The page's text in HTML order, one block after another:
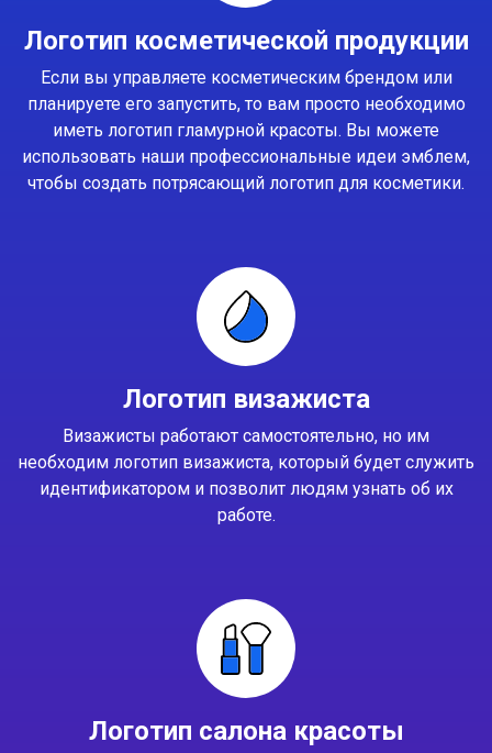
Логотип косметической продукции
Если вы управляете косметическим брендом или
планируете его запустить, то вам просто необходимо
иметь логотип гламурной красоты. Вы можете
использовать наши профессиональные идеи эмблем,
чтобы создать потрясающий логотип для косметики.
Логотип визажиста
Визажисты работают самостоятельно, но им
необходим логотип визажиста, который будет служить
идентификатором и позволит людям узнать об их
работе.
Логотип салона красоты